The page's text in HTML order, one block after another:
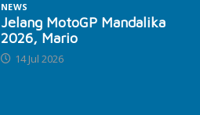
NEWS
Jelang MotoGP Mandalika
2026, Mario
14 Jul 2026